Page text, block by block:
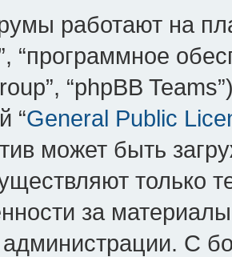
работают на
“программное
“phpBB
“General Public
может быть
только
за
администрации. С